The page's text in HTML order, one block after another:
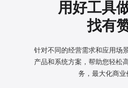
用好工具
找有
针对不同的经营需求和应用场
产品和系统方案， 帮助您轻松
务，最大化商业